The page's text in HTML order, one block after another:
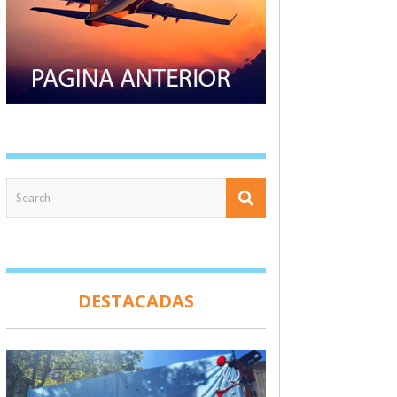
DESTACADAS